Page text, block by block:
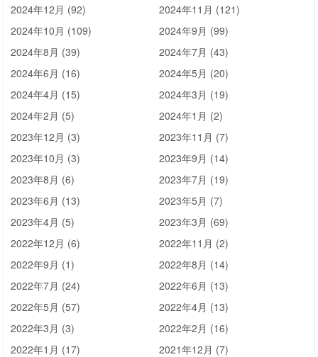
2024年12月 (92)
2024年11月 (121)
2024年10月 (109)
2024年9月 (99)
2024年8月 (39)
2024年7月 (43)
2024年6月 (16)
2024年5月 (20)
2024年4月 (15)
2024年3月 (19)
2024年2月 (5)
2024年1月 (2)
2023年12月 (3)
2023年11月 (7)
2023年10月 (3)
2023年9月 (14)
2023年8月 (6)
2023年7月 (19)
2023年6月 (13)
2023年5月 (7)
2023年4月 (5)
2023年3月 (69)
2022年12月 (6)
2022年11月 (2)
2022年9月 (1)
2022年8月 (14)
2022年7月 (24)
2022年6月 (13)
2022年5月 (57)
2022年4月 (13)
2022年3月 (3)
2022年2月 (16)
2022年1月 (17)
2021年12月 (7)